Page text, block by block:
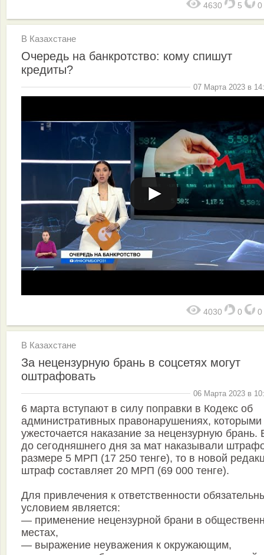
4630 5 0
В Казахстане
Очередь на банкротство: кому спишут
кредиты?
07 Марта 2023 в
4030 0 0
В Казахстане
За нецензурную брань в соцсетях могут
оштрафовать
06 Марта 2023 в
6 марта вступают в силу поправки в Кодекс об
административных правонарушениях, которыми
ужесточается наказание за нецензурную брань.
до сегодняшнего дня за мат наказывали
размере 5 МРП (17 250 тенге), то в новой
штраф составляет 20 МРП (69 000 тенге).
Для привлечения к ответственности
условием является:
— применение нецензурной брани в
местах,
— выражение неуважения к окружающим,